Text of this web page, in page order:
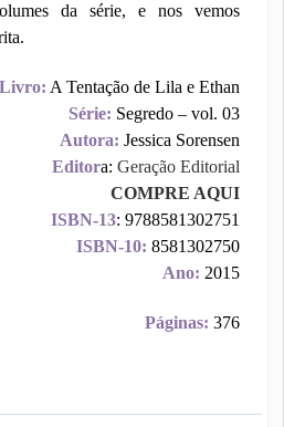
da série, e nos vemos
Livro: A Tentação de Lila e Ethan
Série: Segredo – vol. 03
Autora: Jessica Sorensen
Editora:Geração Editorial
COMPRE AQUI
ISBN-13: 9788581302751
ISBN-10:8581302750
Ano: 2015
Páginas: 376